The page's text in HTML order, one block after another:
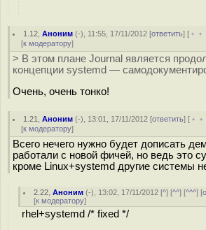
1.12 ,Аноним (-), 11:55, 17/11/2012 [ответить] [
[к модератору]
> В этом плане Journal является
концепции systemd —
Очень, очень тонко!
1.21 ,Аноним (-), 13:01, 17/11/2012 [ответить] [
[к модератору]
Всего нечего нужно будет дописать
работали с новой фичей, но ведь это
кроме Linux+systemd другие системы
2.22 ,Аноним (-), 13:02, 17/11/2012 [^] [^^] [^^^] [
[к модератору]
rhel+systemd /* fixed */